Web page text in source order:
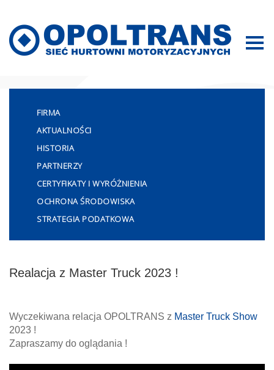
FIRMA
AKTUALNOŚCI
HISTORIA
PARTNERZY
CERTYFIKATY I WYRÓŻNIENIA
OCHRONA ŚRODOWISKA
STRATEGIA PODATKOWA
Realacja z Master Truck 2023 !
Wyczekiwana relacja OPOLTRANS z Master Truck Show
2023 !
Zapraszamy do oglądania !